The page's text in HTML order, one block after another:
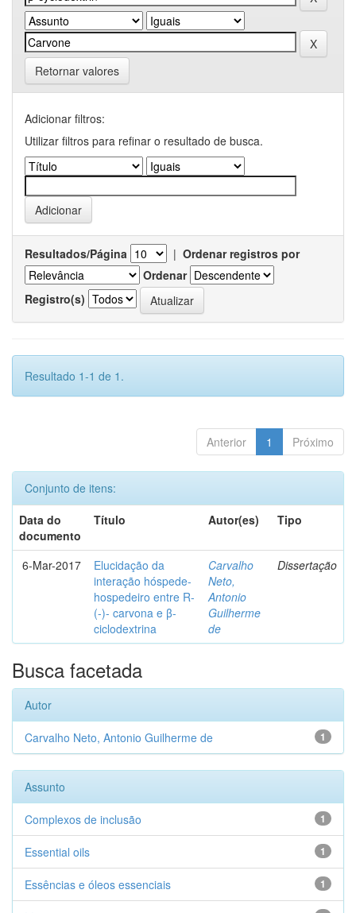
Retornar valores
Adicionar filtros:
Utilizar filtros para refinar o resultado de busca.
Resultados/Página | Ordenar registros por
Ordenar
Registro(s)
Resultado 1-1 de 1.
Anterior 1 Próximo
Conjunto de itens:
Data do
documento
Título Autor(es) Tipo
6-Mar-2017
Elucidação da
interação hóspede-
hospedeiro entre R-
(-)- carvona e β-
ciclodextrina
Carvalho
Neto,
Antonio
Guilherme
de
Dissertação
Busca facetada
Autor
1
Carvalho Neto, Antonio Guilherme de
Assunto
1
Complexos de inclusão
1
Essential oils
1
Essências e óleos essenciais